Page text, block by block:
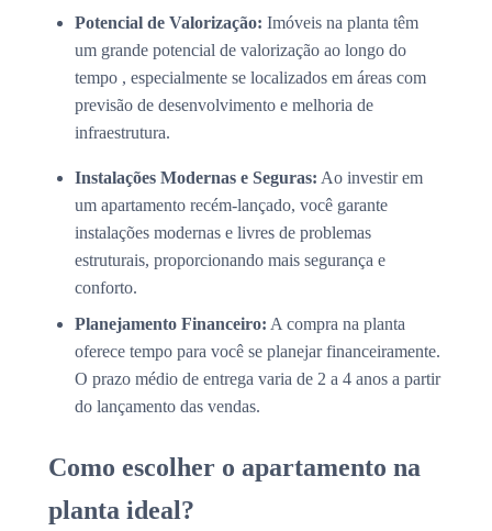
Potencial de Valorização: Imóveis na planta têm
um grande potencial de valorização ao longo do
tempo , especialmente se localizados em áreas com
previsão de desenvolvimento e melhoria de
infraestrutura.
Instalações Modernas e Seguras: Ao investir em
um apartamento recém-lançado, você garante
instalações modernas e livres de problemas
estruturais, proporcionando mais segurança e
conforto.
Planejamento Financeiro: A compra na planta
oferece tempo para você se planejar financeiramente.
O prazo médio de entrega varia de 2 a 4 anos a partir
do lançamento das vendas.
Como escolher o apartamento na
planta ideal?